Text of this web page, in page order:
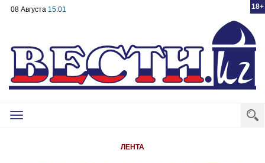
18+
08 Августа 15:01
Toggle
ЛЕНТА